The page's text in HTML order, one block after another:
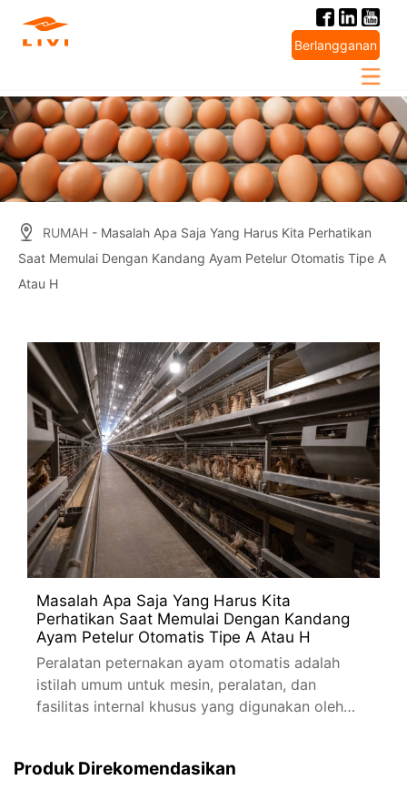
Berlangganan
RUMAH - Masalah Apa Saja Yang Harus Kita Perhatikan
Saat Memulai Dengan Kandang Ayam Petelur Otomatis Tipe A
Atau H
Masalah Apa Saja Yang Harus Kita
Perhatikan Saat Memulai Dengan Kandang
Ayam Petelur Otomatis Tipe A Atau H
Peralatan peternakan ayam otomatis adalah
istilah umum untuk mesin, peralatan, dan
fasilitas internal khusus yang digunakan oleh
Produk Direkomendasikan